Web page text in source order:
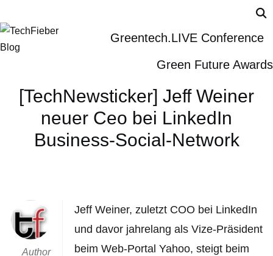
Greentech.LIVE Conference
Green Future Awards
[TechNewsticker] Jeff Weiner
neuer Ceo bei LinkedIn
Business-Social-Network
Jeff Weiner, zuletzt COO bei LinkedIn
und davor jahrelang als Vize-Präsident
beim Web-Portal Yahoo, steigt beim
Author